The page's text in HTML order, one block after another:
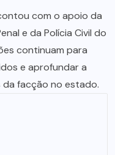
com o apoio da
e da Polícia Civil do
continuam para
e aprofundar a
facção no estado.